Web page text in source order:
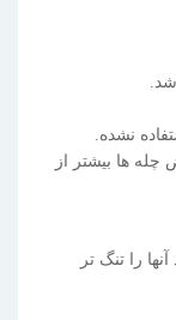
ها بیشتر از
را تنگ تر